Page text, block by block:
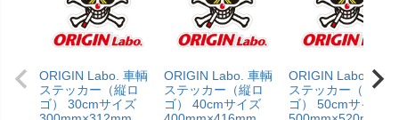
ORIGIN Labo. 車輌
ステッカー（縦ロ
ゴ） 30cmサイズ
ORIGIN Labo. 車輌
ステッカー（縦ロ
ゴ） 40cmサイズ
ORIGIN Labo. 車輌
ステッカー（縦ロ
ゴ） 50cmサイズ